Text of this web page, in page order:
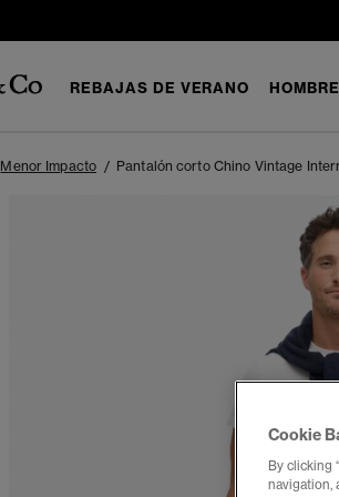
REBAJAS DE VERANO HOMBRE
Menor Impacto Pantalón corto Chino Vintage
Cookie
By clicking
navigation,